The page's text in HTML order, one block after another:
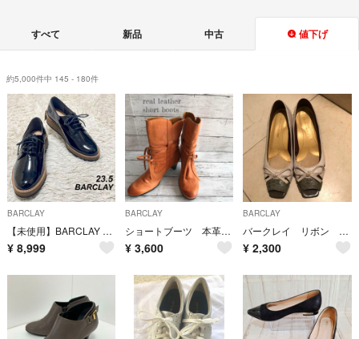
すべて 新品 中古 値下げ
約5,000件中 145 - 180件
BARCLAY
【未使用】BARCLAY レザーシューズ 本革 エナメル 黒 23.5
¥ 8,999
BARCLAY
ショートブーツ 本革 2way リボン リアルレザー
¥ 3,600
BARCLAY
バークレイ リボン パンプス 23.5 EE
¥ 2,300